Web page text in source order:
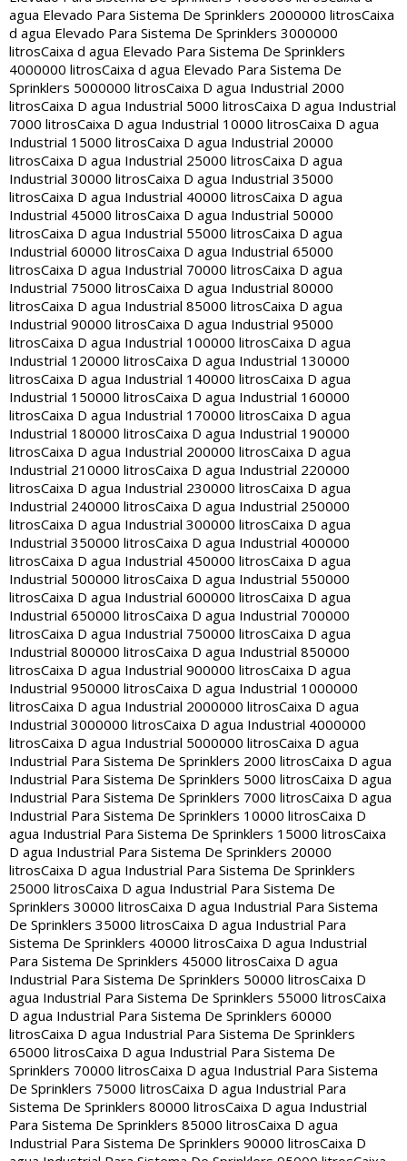
agua Elevado Para Sistema De Sprinklers 2000000 litrosCaixa
d agua Elevado Para Sistema De Sprinklers 3000000
litrosCaixa d agua Elevado Para Sistema De Sprinklers
4000000 litrosCaixa d agua Elevado Para Sistema De
Sprinklers 5000000 litrosCaixa D agua Industrial 2000
litrosCaixa D agua Industrial 5000 litrosCaixa D agua Industrial
7000 litrosCaixa D agua Industrial 10000 litrosCaixa D agua
Industrial 15000 litrosCaixa D agua Industrial 20000
litrosCaixa D agua Industrial 25000 litrosCaixa D agua
Industrial 30000 litrosCaixa D agua Industrial 35000
litrosCaixa D agua Industrial 40000 litrosCaixa D agua
Industrial 45000 litrosCaixa D agua Industrial 50000
litrosCaixa D agua Industrial 55000 litrosCaixa D agua
Industrial 60000 litrosCaixa D agua Industrial 65000
litrosCaixa D agua Industrial 70000 litrosCaixa D agua
Industrial 75000 litrosCaixa D agua Industrial 80000
litrosCaixa D agua Industrial 85000 litrosCaixa D agua
Industrial 90000 litrosCaixa D agua Industrial 95000
litrosCaixa D agua Industrial 100000 litrosCaixa D agua
Industrial 120000 litrosCaixa D agua Industrial 130000
litrosCaixa D agua Industrial 140000 litrosCaixa D agua
Industrial 150000 litrosCaixa D agua Industrial 160000
litrosCaixa D agua Industrial 170000 litrosCaixa D agua
Industrial 180000 litrosCaixa D agua Industrial 190000
litrosCaixa D agua Industrial 200000 litrosCaixa D agua
Industrial 210000 litrosCaixa D agua Industrial 220000
litrosCaixa D agua Industrial 230000 litrosCaixa D agua
Industrial 240000 litrosCaixa D agua Industrial 250000
litrosCaixa D agua Industrial 300000 litrosCaixa D agua
Industrial 350000 litrosCaixa D agua Industrial 400000
litrosCaixa D agua Industrial 450000 litrosCaixa D agua
Industrial 500000 litrosCaixa D agua Industrial 550000
litrosCaixa D agua Industrial 600000 litrosCaixa D agua
Industrial 650000 litrosCaixa D agua Industrial 700000
litrosCaixa D agua Industrial 750000 litrosCaixa D agua
Industrial 800000 litrosCaixa D agua Industrial 850000
litrosCaixa D agua Industrial 900000 litrosCaixa D agua
Industrial 950000 litrosCaixa D agua Industrial 1000000
litrosCaixa D agua Industrial 2000000 litrosCaixa D agua
Industrial 3000000 litrosCaixa D agua Industrial 4000000
litrosCaixa D agua Industrial 5000000 litrosCaixa D agua
Industrial Para Sistema De Sprinklers 2000 litrosCaixa D agua
Industrial Para Sistema De Sprinklers 5000 litrosCaixa D agua
Industrial Para Sistema De Sprinklers 7000 litrosCaixa D agua
Industrial Para Sistema De Sprinklers 10000 litrosCaixa D
agua Industrial Para Sistema De Sprinklers 15000 litrosCaixa
D agua Industrial Para Sistema De Sprinklers 20000
litrosCaixa D agua Industrial Para Sistema De Sprinklers
25000 litrosCaixa D agua Industrial Para Sistema De
Sprinklers 30000 litrosCaixa D agua Industrial Para Sistema
De Sprinklers 35000 litrosCaixa D agua Industrial Para
Sistema De Sprinklers 40000 litrosCaixa D agua Industrial
Para Sistema De Sprinklers 45000 litrosCaixa D agua
Industrial Para Sistema De Sprinklers 50000 litrosCaixa D
agua Industrial Para Sistema De Sprinklers 55000 litrosCaixa
D agua Industrial Para Sistema De Sprinklers 60000
litrosCaixa D agua Industrial Para Sistema De Sprinklers
65000 litrosCaixa D agua Industrial Para Sistema De
Sprinklers 70000 litrosCaixa D agua Industrial Para Sistema
De Sprinklers 75000 litrosCaixa D agua Industrial Para
Sistema De Sprinklers 80000 litrosCaixa D agua Industrial
Para Sistema De Sprinklers 85000 litrosCaixa D agua
Industrial Para Sistema De Sprinklers 90000 litrosCaixa D